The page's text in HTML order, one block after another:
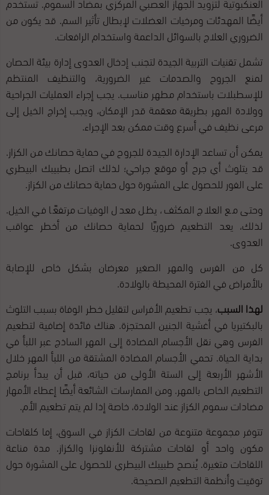
أيضًا المهدئات ومرخيات العضلات لإبطال تأثير السم. قد يكون من
الضروري العلاج بالسوائل الداعمة واستخدام الرافعات.
تشمل تقنيات التربية الجيدة لتجنب إدخال العدوى إدارة بيئة الحصان
لمنع الجروح والصدمات غير الضرورية، والتنظيف المنتظم
للإسطبلات باستخدام مطهر مناسب. يجب إجراء العمليات الجراحية
وولادة المهر بطريقة معقمة قدر الإمكان، ويجب إخراج الخيل إلى
مرعى نظيف في أسرع وقت ممكن بعد الإجراء.
يمكن أن تساعد الإدارة الجيدة للجروح في حماية حصانك من الكزاز.
قد يتلوث أي جرح أو موقع جراحي؛ لذلك اتصل بطبيبك البيطري
على الفور للحصول على المشورة حول حماية حصانك من الكزاز.
وحتى مع العلاج المكثف، يظل معدل الوفيات مرتفعًا في الخيل.
لذلك، يعد التطعيم ضروريًا لحماية حصانك من أخطر عواقب
العدوى.
كل من الفرس والمهر الصغير معرضان بشكل خاص للإصابة
بالأمراض في الفترة المحيطة بالولادة.
لهذا السبب، يجب تطعيم الأفراس لتقليل خطر الوفاة بسبب التلوث
بالبكتيريا في أغشية الجنين المحتجزة. هناك فائدة إضافية لتطعيم
الفرس وهي نقل الأجسام المضادة إلى المهر الساذج عبر اللبأ في
بداية الحياة. تحمي الأجسام المضادة المشتقة من اللبأ المهر خلال
الأشهر الأربعة إلى الستة الأولى من حياته، قبل أن يبدأ برنامج
التطعيم الخاص بالمهر. ومن الممارسات الشائعة أيضًا إعطاء الأمهار
مضادات سموم الكزاز عند الولادة، خاصة إذا لم يتم تطعيم الأم.
تتوفر مجموعة متنوعة من لقاحات الكزاز في السوق، إما كلقاحات
مكون واحد أو لقاحات مشتركة للأنفلونزا والكزاز. مدة مناعة
اللقاحات متغيرة. يُنصح طبيبك البيطري للحصول على المشورة حول
توقيت وأنظمة التطعيم الصحيحة.